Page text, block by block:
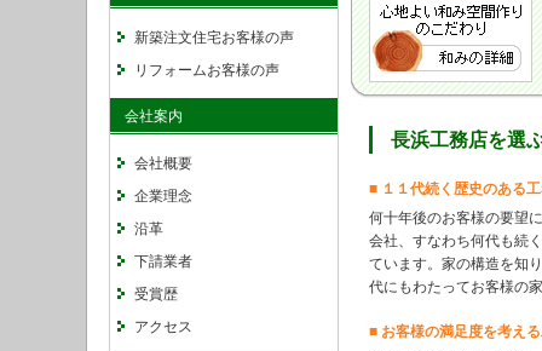
長浜工務店を選
■ １１代続く歴史のある
何十年後のお客様の要望
会社、すなわち何代も続
ています。家の構造を知
代にもわたってお客様の
■ お客様の満足度を考え
新築注文住宅お客様の声
リフォームお客様の声
会社案内
会社概要
企業理念
沿革
下請業者
受賞歴
アクセス